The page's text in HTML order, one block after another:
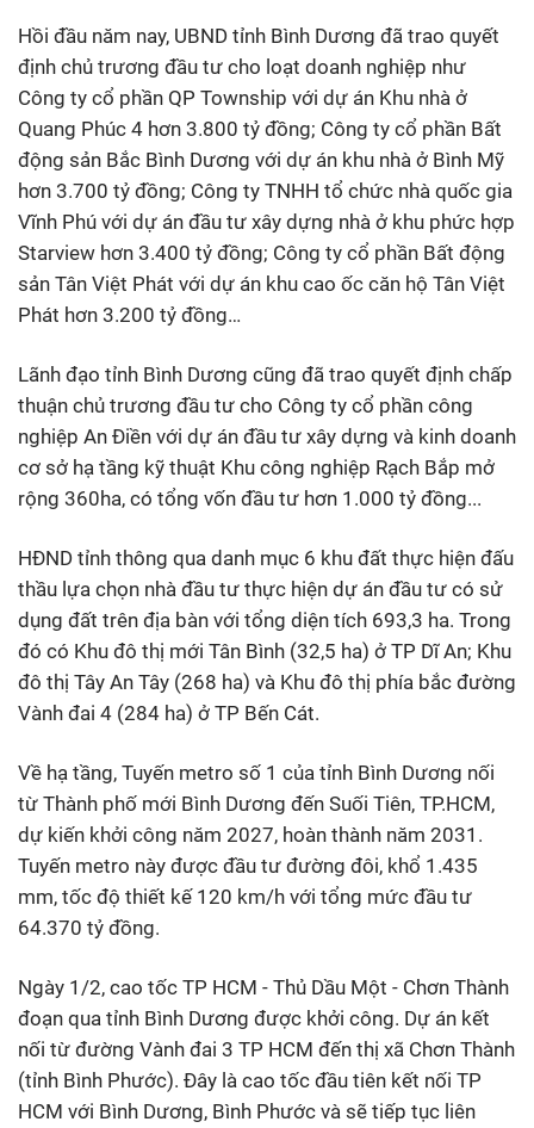
Hồi đầu năm nay, UBND tỉnh Bình Dương đã trao quyết
định chủ trương đầu tư cho loạt doanh nghiệp như
Công ty cổ phần QP Township với dự án Khu nhà ở
Quang Phúc 4 hơn 3.800 tỷ đồng; Công ty cổ phần Bất
động sản Bắc Bình Dương với dự án khu nhà ở Bình Mỹ
hơn 3.700 tỷ đồng; Công ty TNHH tổ chức nhà quốc gia
Vĩnh Phú với dự án đầu tư xây dựng nhà ở khu phức hợp
Starview hơn 3.400 tỷ đồng; Công ty cổ phần Bất động
sản Tân Việt Phát với dự án khu cao ốc căn hộ Tân Việt
Phát hơn 3.200 tỷ đồng…
Lãnh đạo tỉnh Bình Dương cũng đã trao quyết định chấp
thuận chủ trương đầu tư cho Công ty cổ phần công
nghiệp An Điền với dự án đầu tư xây dựng và kinh doanh
cơ sở hạ tầng kỹ thuật Khu công nghiệp Rạch Bắp mở
rộng 360ha, có tổng vốn đầu tư hơn 1.000 tỷ đồng...
HĐND tỉnh thông qua danh mục 6 khu đất thực hiện đấu
thầu lựa chọn nhà đầu tư thực hiện dự án đầu tư có sử
dụng đất trên địa bàn với tổng diện tích 693,3 ha. Trong
đó có Khu đô thị mới Tân Bình (32,5 ha) ở TP Dĩ An; Khu
đô thị Tây An Tây (268 ha) và Khu đô thị phía bắc đường
Vành đai 4 (284 ha) ở TP Bến Cát.
Về hạ tầng, Tuyến metro số 1 của tỉnh Bình Dương nối
từ Thành phố mới Bình Dương đến Suối Tiên, TP.HCM,
dự kiến khởi công năm 2027, hoàn thành năm 2031.
Tuyến metro này được đầu tư đường đôi, khổ 1.435
mm, tốc độ thiết kế 120 km/h với tổng mức đầu tư
64.370 tỷ đồng.
Ngày 1/2, cao tốc TP HCM - Thủ Dầu Một - Chơn Thành
đoạn qua tỉnh Bình Dương được khởi công. Dự án kết
nối từ đường Vành đai 3 TP HCM đến thị xã Chơn Thành
(tỉnh Bình Phước). Đây là cao tốc đầu tiên kết nối TP
HCM với Bình Dương, Bình Phước và sẽ tiếp tục liên